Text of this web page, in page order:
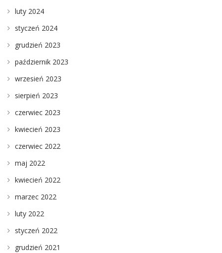
luty 2024
styczeń 2024
grudzień 2023
październik 2023
wrzesień 2023
sierpień 2023
czerwiec 2023
kwiecień 2023
czerwiec 2022
maj 2022
kwiecień 2022
marzec 2022
luty 2022
styczeń 2022
grudzień 2021